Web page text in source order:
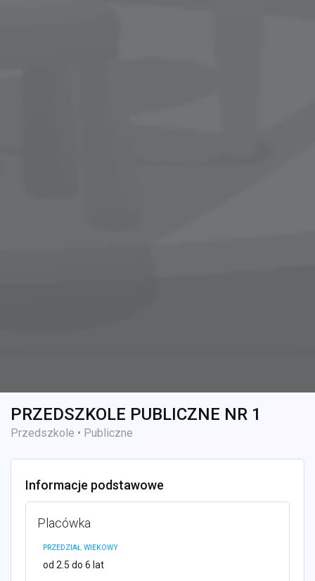
PRZEDSZKOLE PUBLICZNE NR 1
Przedszkole • Publiczne
Informacje podstawowe
Placówka
PRZEDZIAŁ WIEKOWY
od 2.5 do 6 lat